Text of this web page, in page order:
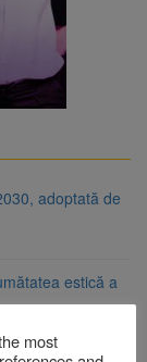
adoptată de
estică a
most